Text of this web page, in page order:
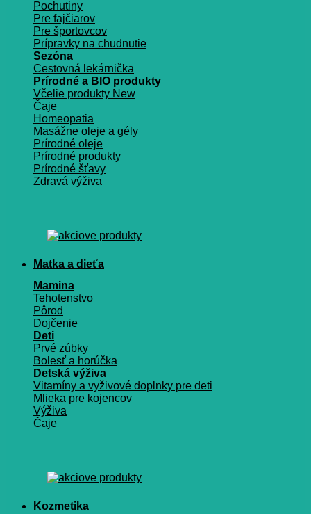
Pochutiny
Pre fajčiarov
Pre športovcov
Prípravky na chudnutie
Sezóna
Cestovná lekárnička
Prírodné a BIO produkty
Včelie produkty
Čaje
Homeopatia
Masážne oleje a gély
Prírodné oleje
Prírodné produkty
Prírodné šťavy
Zdravá výživa
Matka a dieťa
Mamina
Tehotenstvo
Pôrod
Dojčenie
Deti
Prvé zúbky
Bolesť a horúčka
Detská výživa
Vitamíny a vyživové doplnky pre deti
Mlieka pre kojencov
Výživa
Čaje
Kozmetika